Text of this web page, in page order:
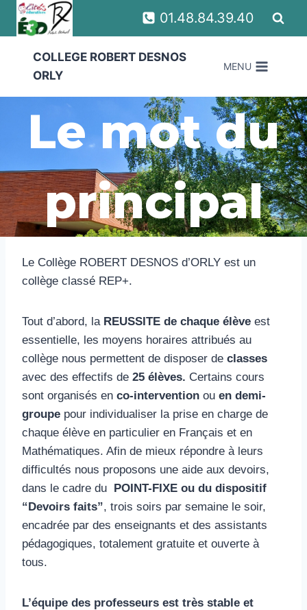
Aller
01.48.84.39.40
COLLEGE ROBERT DESNOS
ORLY
MENU
Le mot du
principal
Le Collège ROBERT DESNOS d’ORLY est un
collège classé REP+.
Tout d’abord, la REUSSITE de chaque élève est
essentielle, les moyens horaires attribués au
collège nous permettent de disposer de classes
avec des effectifs de 25 élèves. Certains cours
sont organisés en co-intervention ou en demi-
groupe pour individualiser la prise en charge de
chaque élève en particulier en Français et en
Mathématiques. Afin de mieux répondre à leurs
difficultés nous proposons une aide aux devoirs,
dans le cadre du POINT-FIXE ou du dispositif
“Devoirs faits”, trois soirs par semaine le soir,
encadrée par des enseignants et des assistants
pédagogiques, totalement gratuite et ouverte à
tous.
L’équipe des professeurs est très stable et